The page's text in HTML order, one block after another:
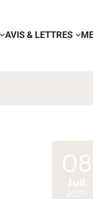
AVIS & LETTRES
08
Juil.
2026